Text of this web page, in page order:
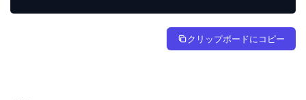
クリップボードにコピー